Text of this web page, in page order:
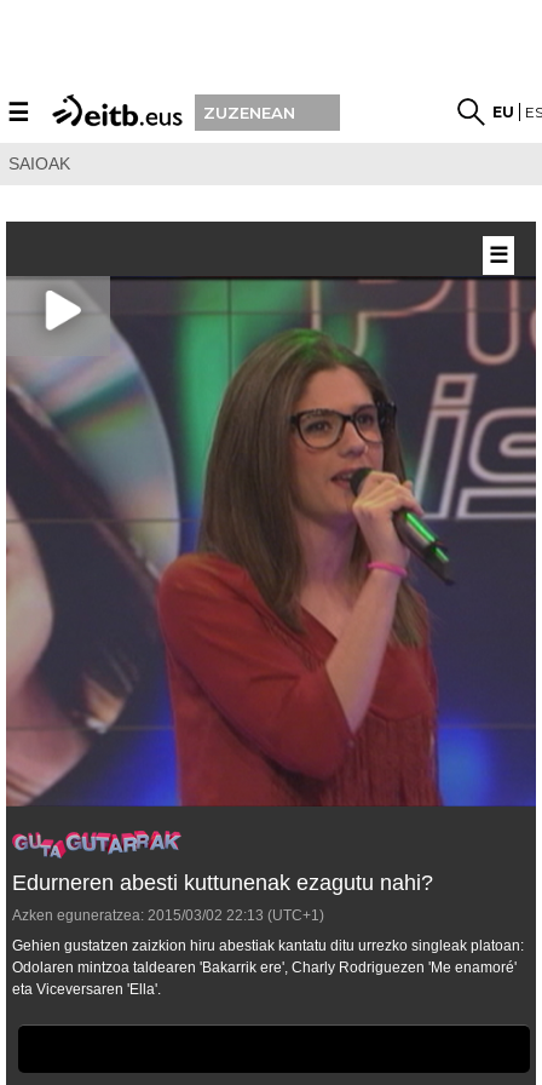
☰ ZUZENEAN EU
SAIOAK
Edurneren abesti kuttunenak ezagutu nahi?
Azken eguneratzea: 2015/03/02 22:13 (UTC+1)
Gehien gustatzen zaizkion hiru abestiak kantatu ditu urrezko singleak platoan:
Odolaren mintzoa taldearen 'Bakarrik ere', Charly Rodriguezen 'Me enamoré'
eta Viceversaren 'Ella'.
☰